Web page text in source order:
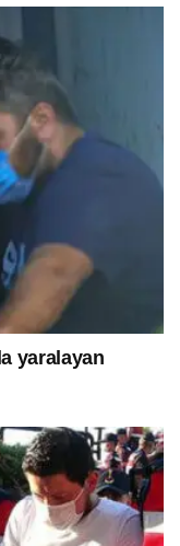
yaralayan